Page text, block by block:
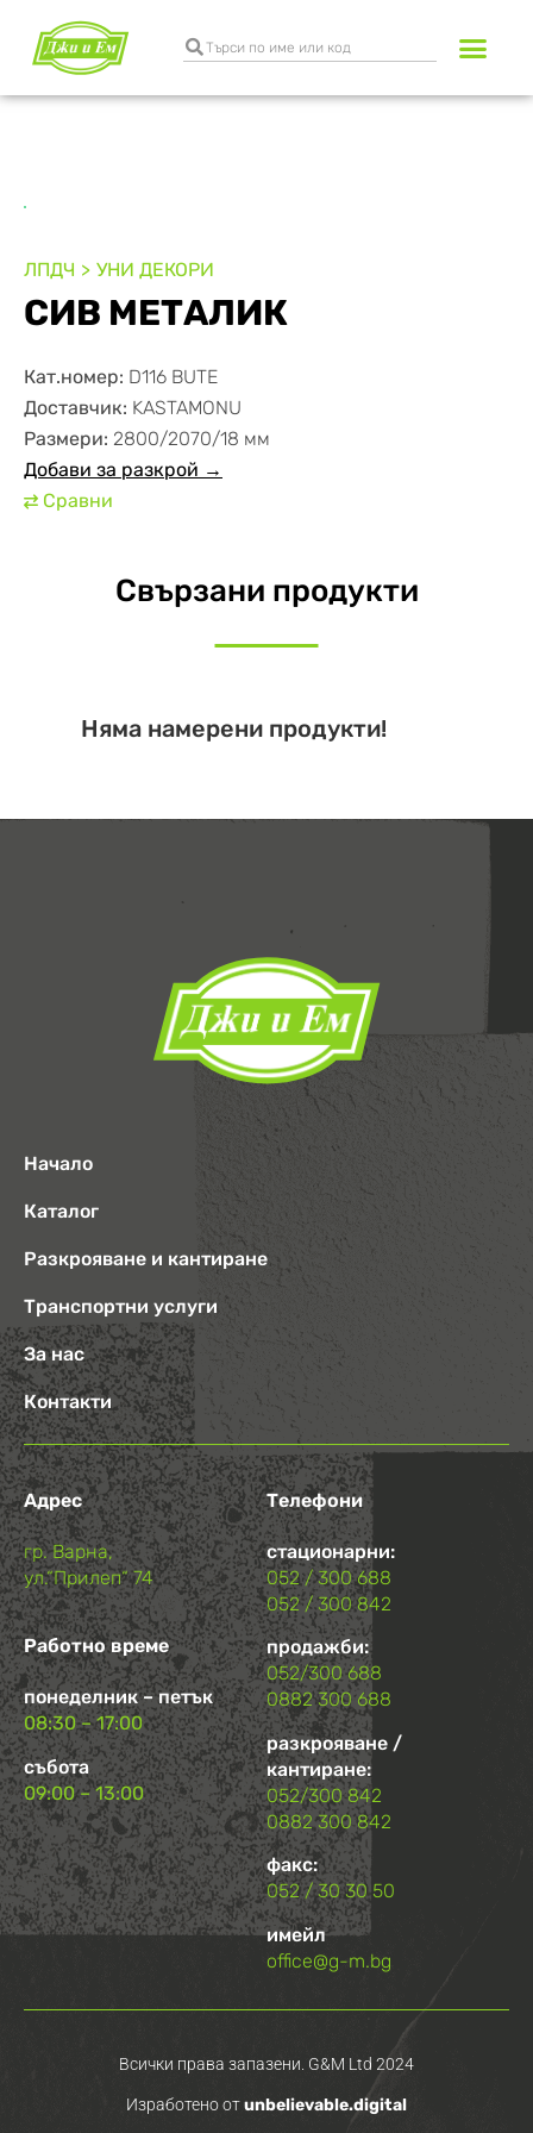
ЛПДЧ УНИ ДЕКОРИ
СИВ МЕТАЛИК
Кат.номер: D116 BUTE
Доставчик: KASTAMONU
Размери: 2800/2070/18 мм
Добави за разкрой →
⇄ Сравни
Свързани продукти
Няма намерени продукти!
Начало
Каталог
Разкрояване и кантиране
Транспортни услуги
За нас
Контакти
Адрес
гр. Варна,
ул.“Прилеп“ 74
Работно време
понеделник – петък
08:30 – 17:00
събота
09:00 – 13:00
Телефони
стационарни:
052 / 300 688
052 / 300 842
продажби:
052/300 688
0882 300 688
разкрояване /
кантиране:
052/300 842
0882 300 842
факс:
052 / 30 30 50
имейл
office@g-m.bg
Всички права запазени. G&M Ltd 2024
Изработено отunbelievable.digital